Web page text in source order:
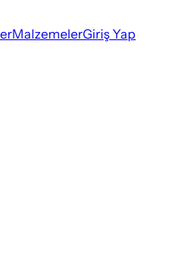
MalzemelerGiriş Yap